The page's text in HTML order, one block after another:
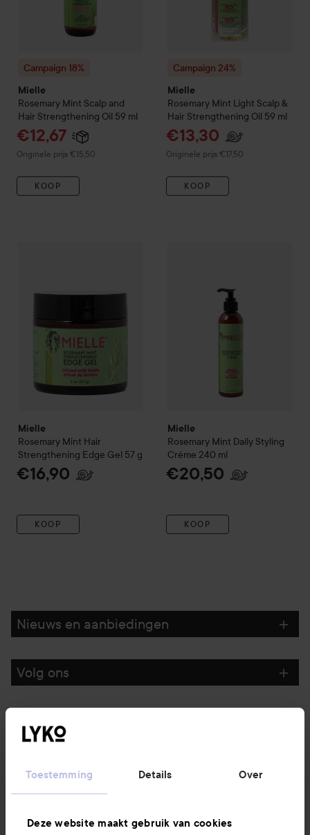
Toestemming Details Over
Deze website maakt gebruik van cookies
Campaign 18%
Mielle
Rosemary Mint Scalp and
Hair Strengthening Oil 59 ml
Aanbiedingsprijs
€12,67
Originele prijs €15,50
Normale prijs €15,50
KOOP
Campaign 24%
Mielle
Rosemary Mint Light Scalp &
Hair Strengthening Oil 59 ml
Aanbiedingsprijs
€13,30
Originele prijs €17,50
Normale prijs €17,50
KOOP
Mielle
Rosemary Mint Hair
Strengthening Edge Gel 57 g
€16,90
KOOP
Mielle
Rosemary Mint Daily Styling
Créme 240 ml
€20,50
KOOP
Nieuws en aanbiedingen
Volg ons
Informatie
Ook interessant